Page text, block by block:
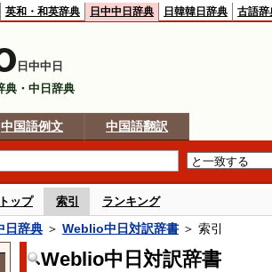
英和・和英辞典 日中中日辞典 日韓韓日辞典 古語辞
日中中日
典・中日辞典
中国語例文 中国語翻訳
ップ 索引 ランキング
日辞典 ＞ Weblio中日対訳辞書 ＞ 索引
Weblio中日対訳辞書